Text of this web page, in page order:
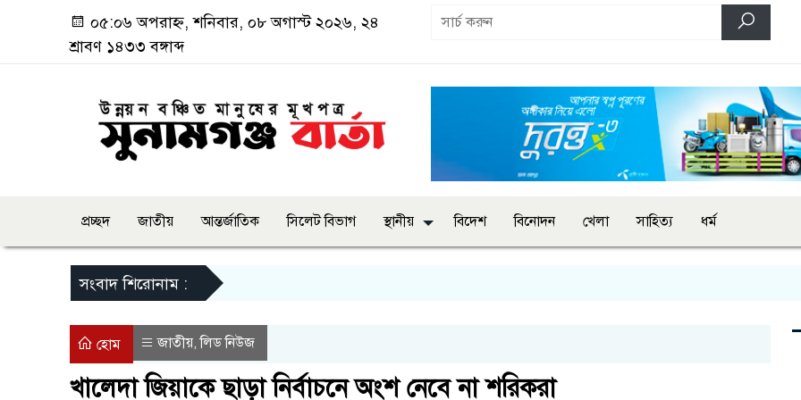
০৫:০৬ অপরাহ্ন, শনিবার, ০৮ অগাস্ট ২০২৬, ২৪
শ্রাবণ ১৪৩৩ বঙ্গাব্দ
প্রচ্ছদ জাতীয় আন্তর্জাতিক সিলেট বিভাগ স্থানীয় বিদেশ বিনোদন খেলা সাহিত্য ধর্ম
সংবাদ শিরোনাম :
হোম জাতীয় ,লিড নিউজ
খালেদা জিয়াকে ছাড়া নির্বাচনে অংশ নেবে না শরিকরা